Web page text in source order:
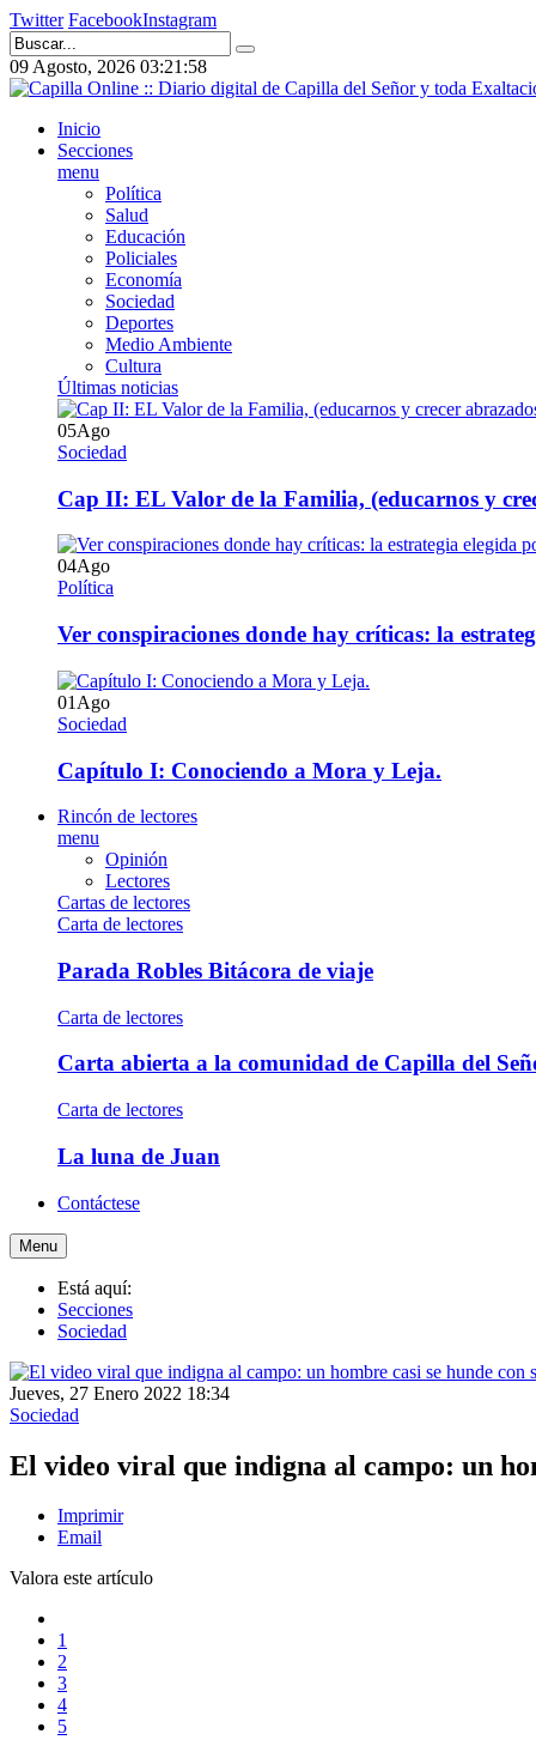
Twitter FacebookInstagram
09 Agosto, 2026 03:21:59
Inicio
Secciones
menu
Política
Salud
Educación
Policiales
Economía
Sociedad
Deportes
Medio Ambiente
Cultura
Últimas noticias
05Ago
Sociedad
Cap II: EL Valor de la Familia, (educarnos y
04Ago
Política
Ver conspiraciones donde hay críticas: la
01 Ago
Sociedad
Capítulo I: Conociendo a Mora y Leja.
Rincón de lectores
menu
Opinión
Lectores
Cartas de lectores
Carta de lectores
Parada Robles Bitácora de viaje
Carta de lectores
Carta abierta a la comunidad de Capilla del
Carta de lectores
La luna de Juan
Contáctese
Menu
Está aquí:
Secciones
Sociedad
Jueves, 27 Enero 2022 18:34
Sociedad
El video viral que indigna al campo: un
Imprimir
Email
Valora este artículo
1
2
3
4
5